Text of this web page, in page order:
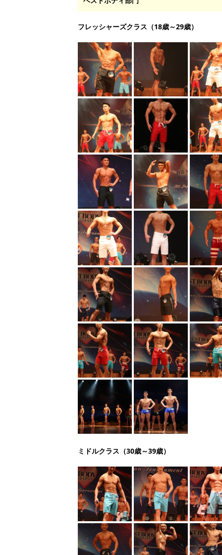
フレッシャーズクラス（18歳～29歳）
ミドルクラス（30歳～39歳）